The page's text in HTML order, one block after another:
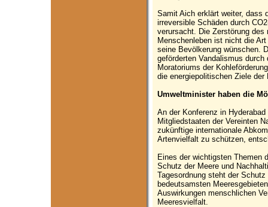
Samit Aich erklärt weiter, dass
irreversible Schäden durch
verursacht. Die Zerstörung des
Menschenleben ist nicht die
seine Bevölkerung wünschen.
geförderten Vandalismus
Moratoriums der
die energiepolitischen Ziele
Umweltminister haben die
An der Konferenz in
Mitgliedstaaten der Vereinten
zukünftige internationale
Artenvielfalt zu schützen,
Eines der wichtigsten Themen
Schutz der Meere und
Tagesordnung steht der
bedeutsamsten
Auswirkungen menschlichen
Meeresvielfalt.